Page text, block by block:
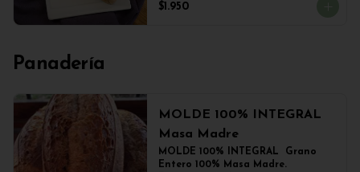
$1.950
Panadería
MOLDE 100% INTEGRAL
Masa Madre
MOLDE 100% INTEGRAL  Grano
Entero 100% Masa Madre.